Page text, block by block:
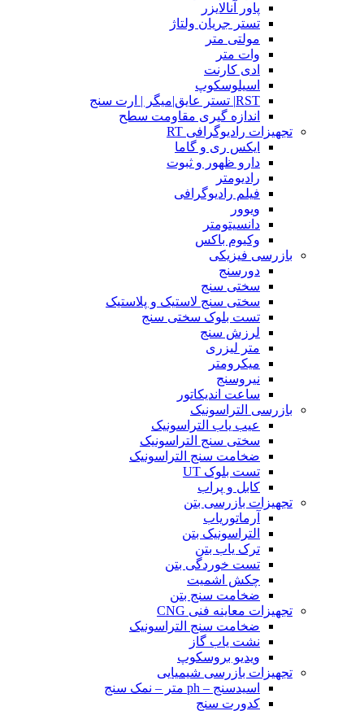
پاور آنالایزر
تستر جریان ولتاژ
مولتی متر
وات متر
ادی کارنت
اسیلوسکوپ
RST| تستر عایق|میگر | ارت سنج
اندازه گیری مقاومت سطح
تجهیزات رادیوگرافی RT
ایکس ری و گاما
دارو ظهور و ثبوت
رادیومتر
فیلم رادیوگرافی
ویوور
دانسیتومتر
وکیوم باکس
بازرسی فیزیکی
دورسنج
سختی سنج
سختی سنج لاستیک و پلاستیک
تست بلوک سختی سنج
لرزش سنج
متر لیزری
میکرومتر
نیروسنج
ساعت اندیکاتور
بازرسی التراسونیک
عیب یاب التراسونیک
سختی سنج التراسونیک
ضخامت سنج التراسونیک
تست بلوک UT
کابل و پراب
تجهیزات بازرسی بتن
آرماتوریاب
التراسونیک بتن
ترک یاب بتن
تست خوردگی بتن
چکش اشمیت
ضخامت سنج بتن
تجهیزات معاینه فنی CNG
ضخامت سنج التراسونیک
نشت یاب گاز
ویدیو بروسکوپ
تجهیزات بازرسی شیمیایی
اسیدسنج – ph متر – نمک سنج
کدورت سنج